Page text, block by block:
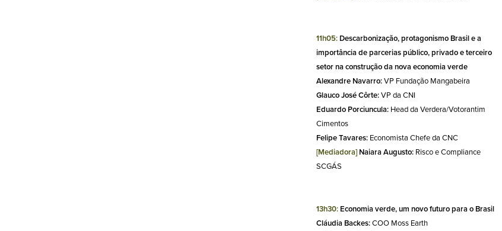
11h05: Descarbonização, protagonismo Brasil e a
importância de parcerias público, privado e terceiro
setor na construção da nova economia verde
Alexandre Navarro: VP Fundação Mangabeira
Glauco José Côrte: VP da CNI
Eduardo Porciuncula: Head da Verdera/Votorantim
Cimentos
Felipe Tavares: Economista Chefe da CNC
[Mediadora] Naiara Augusto: Risco e Compliance
SCGÁS
13h30: Economia verde, um novo futuro para o Brasil
Cláudia Backes: COO Moss Earth